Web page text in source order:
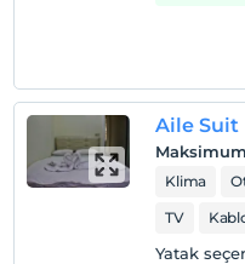
Aile Suit
Klima
TV
Yatak